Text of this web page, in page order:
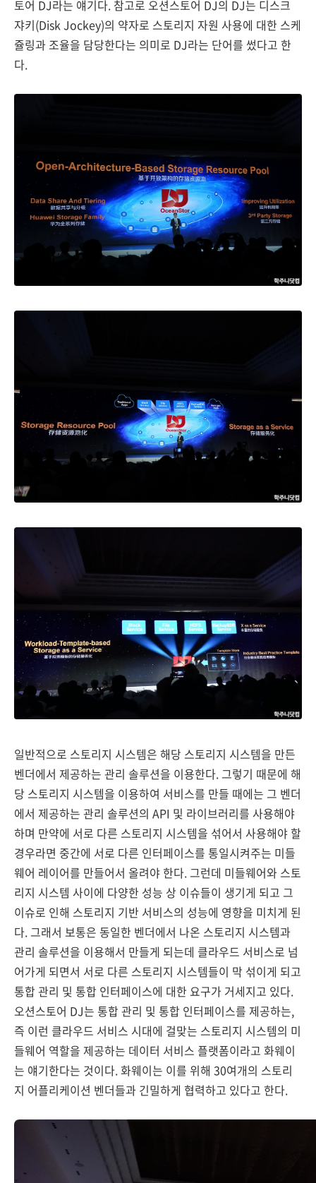
토어 DJ라는 얘기다. 참고로 오션스토어 DJ의 DJ는 디스크
쟈키(Disk Jockey)의 약자로 스토리지 자원 사용에 대한 스케
쥴링과 조율을 담당한다는 의미로 DJ라는 단어를 썼다고 한
다.
일반적으로 스토리지 시스템은 해당 스토리지 시스템을 만든
벤더에서 제공하는 관리 솔루션을 이용한다. 그렇기 때문에 해
당 스토리지 시스템을 이용하여 서비스를 만들 때에는 그 벤더
에서 제공하는 관리 솔루션의 API 및 라이브러리를 사용해야
하며 만약에 서로 다른 스토리지 시스템을 섞어서 사용해야 할
경우라면 중간에 서로 다른 인터페이스를 통일시켜주는 미들
웨어 레이어를 만들어서 올려야 한다. 그런데 미들웨어와 스토
리지 시스템 사이에 다양한 성능 상 이슈들이 생기게 되고 그
이슈로 인해 스토리지 기반 서비스의 성능에 영향을 미치게 된
다. 그래서 보통은 동일한 벤더에서 나온 스토리지 시스템과
관리 솔루션을 이용해서 만들게 되는데 클라우드 서비스로 넘
어가게 되면서 서로 다른 스토리지 시스템들이 막 섞이게 되고
통합 관리 및 통합 인터페이스에 대한 요구가 거세지고 있다.
오션스토어 DJ는 통합 관리 및 통합 인터페이스를 제공하는,
즉 이런 클라우드 서비스 시대에 걸맞는 스토리지 시스템의 미
들웨어 역할을 제공하는 데이터 서비스 플랫폼이라고 화웨이
는 얘기한다는 것이다. 화웨이는 이를 위해 30여개의 스토리
지 어플리케이션 벤더들과 긴밀하게 협력하고 있다고 한다.